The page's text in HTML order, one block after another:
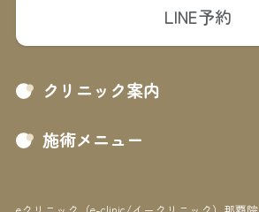
LINE予約
クリニック案内
施術メニュー